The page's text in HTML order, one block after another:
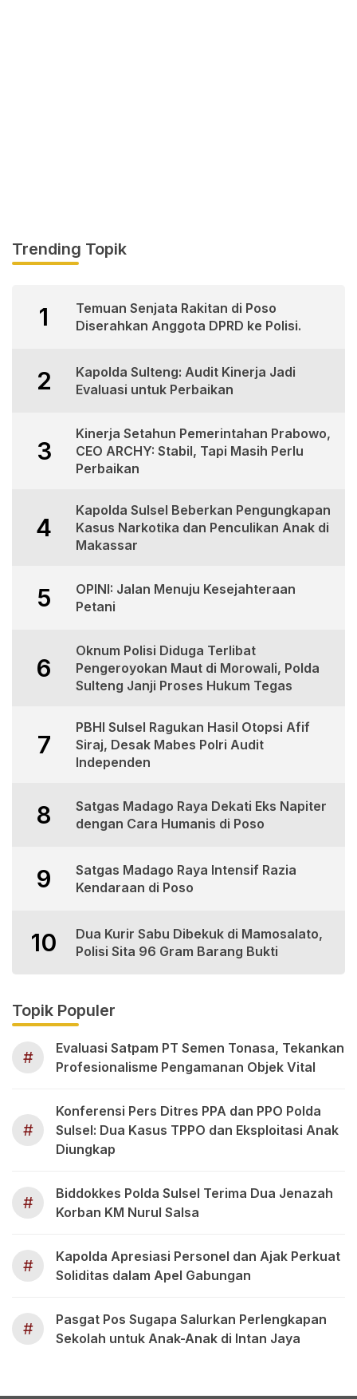
Trending Topik
1
Temuan Senjata Rakitan di Poso
Diserahkan Anggota DPRD ke Polisi.
2
Kapolda Sulteng: Audit Kinerja Jadi
Evaluasi untuk Perbaikan
3
Kinerja Setahun Pemerintahan Prabowo,
CEO ARCHY: Stabil, Tapi Masih Perlu
Perbaikan
4
Kapolda Sulsel Beberkan Pengungkapan
Kasus Narkotika dan Penculikan Anak di
Makassar
5
OPINI: Jalan Menuju Kesejahteraan
Petani
6
Oknum Polisi Diduga Terlibat
Pengeroyokan Maut di Morowali, Polda
Sulteng Janji Proses Hukum Tegas
7
PBHI Sulsel Ragukan Hasil Otopsi Afif
Siraj, Desak Mabes Polri Audit
Independen
8
Satgas Madago Raya Dekati Eks Napiter
dengan Cara Humanis di Poso
9
Satgas Madago Raya Intensif Razia
Kendaraan di Poso
10
Dua Kurir Sabu Dibekuk di Mamosalato,
Polisi Sita 96 Gram Barang Bukti
Topik Populer
#
Evaluasi Satpam PT Semen Tonasa, Tekankan
Profesionalisme Pengamanan Objek Vital
#
Konferensi Pers Ditres PPA dan PPO Polda
Sulsel: Dua Kasus TPPO dan Eksploitasi Anak
Diungkap
#
Biddokkes Polda Sulsel Terima Dua Jenazah
Korban KM Nurul Salsa
#
Kapolda Apresiasi Personel dan Ajak Perkuat
Soliditas dalam Apel Gabungan
#
Pasgat Pos Sugapa Salurkan Perlengkapan
Sekolah untuk Anak-Anak di Intan Jaya